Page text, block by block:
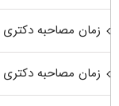
زمان مصاحبه دکتری
زمان مصاحبه دکتری